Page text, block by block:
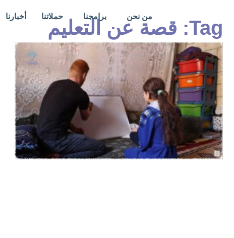
المحتوى
من نحن برامجنا حملاتنا أخبارنا
Tag: قصة عن التعليم